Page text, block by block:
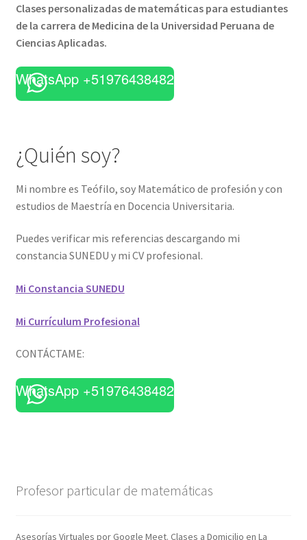
Clases personalizadas de matemáticas para estudiantes
de la carrera de Medicina de la Universidad Peruana de
Ciencias Aplicadas.
WhatsApp +51976438482
¿Quién soy?
Mi nombre es Teófilo, soy Matemático de profesión y con
estudios de Maestría en Docencia Universitaria.
Puedes verificar mis referencias descargando mi
constancia SUNEDU y mi CV profesional.
Mi Constancia SUNEDU
Mi Currículum Profesional
CONTÁCTAME:
WhatsApp +51976438482
Profesor particular de matemáticas
Asesorías Virtuales por Google Meet. Clases a Domicilio en La